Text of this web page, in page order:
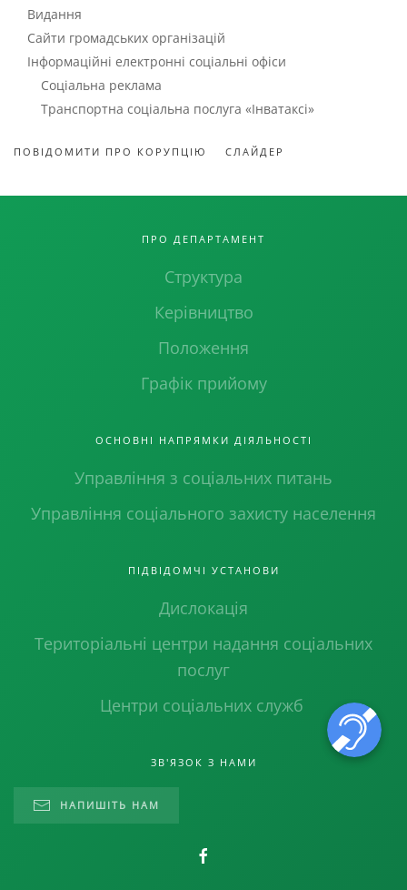
Видання
Сайти громадських організацій
Інформаційні електронні соціальні офіси
Соціальна реклама
Транспортна соціальна послуга «Інватаксі»
ПОВІДОМИТИ ПРО КОРУПЦІЮ СЛАЙДЕР
ПРО ДЕПАРТАМЕНТ
Структура
Керівництво
Положення
Графік прийому
ОСНОВНІ НАПРЯМКИ ДІЯЛЬНОСТІ
Управління з соціальних питань
Управління соціального захисту населення
ПІДВІДОМЧІ УСТАНОВИ
Дислокація
Територіальні центри надання соціальних
послуг
Центри соціальних служб
ЗВ'ЯЗОК З НАМИ
НАПИШІТЬ НАМ